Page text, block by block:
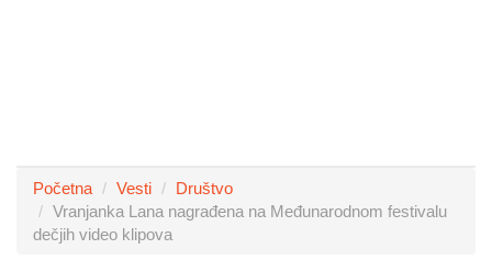
Početna Vesti
Društvo
Vranjanka Lana nagrađena na Međunarodnom festivalu
dečjih video klipova